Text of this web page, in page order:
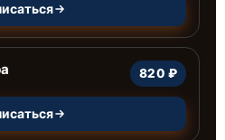
820 ₽